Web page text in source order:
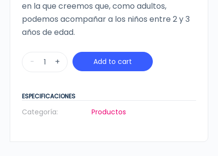
en la que creemos que, como adultos,
podemos acompañar a los niños entre 2 y 3
años de edad.
de
-
2
- + Add to cart
ESPECIFICACIONES
Categoría: Productos